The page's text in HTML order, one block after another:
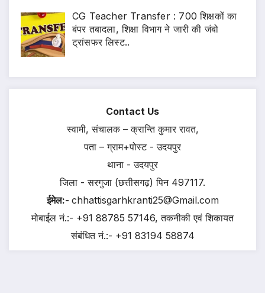
CG Teacher Transfer : 700 शिक्षकों का
बंपर तबादला, शिक्षा विभाग ने जारी की जंबो
ट्रांसफर लिस्ट..
Contact Us
स्वामी, संचालक – क्रान्ति कुमार रावत,
पता – ग्राम+पोस्ट - उदयपुर
थाना - उदयपुर
जिला - सरगुजा (छत्तीसगढ़) पिन 497117.
ईमेल:- chhattisgarhkranti25@Gmail.com
मोबाईल नं.:- +91 88785 57146, तकनीकी एवं शिकायत
संबंधित नं.:- +91 83194 58874